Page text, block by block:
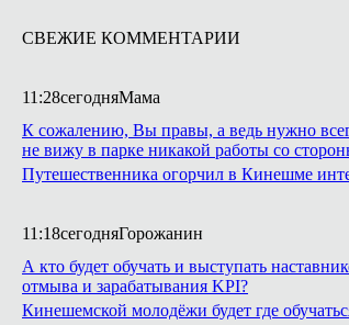
СВЕЖИЕ КОММЕНТАРИИ
11:28сегодняМама
К сожалению, Вы правы, а ведь нужно
не вижу в парке никакой работы со
Путешественника огорчил в Кинешме
11:18сегодняГорожанин
А кто будет обучать и выступать
отмыва и зарабатывания KPI?
Кинешемской молодёжи будет где